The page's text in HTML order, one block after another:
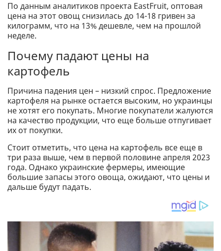
По данным аналитиков проекта EastFruit, оптовая
цена на этот овощ снизилась до 14-18 гривен за
килограмм, что на 13% дешевле, чем на прошлой
неделе.
Почему падают цены на
картофель
Причина падения цен – низкий спрос. Предложение
картофеля на рынке остается высоким, но украинцы
не хотят его покупать. Многие покупатели жалуются
на качество продукции, что еще больше отпугивает
их от покупки.
Стоит отметить, что цена на картофель все еще в
три раза выше, чем в первой половине апреля 2023
года. Однако украинские фермеры, имеющие
большие запасы этого овоща, ожидают, что цены и
дальше будут падать.